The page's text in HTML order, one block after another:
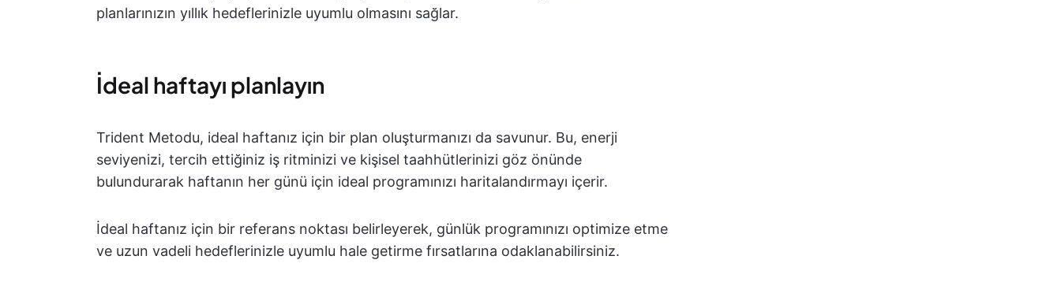
planlarınızın yıllık hedeflerinizle uyumlu olmasını sağlar.
İdeal haftayı planlayın
Trident Metodu, ideal haftanız için bir plan oluşturmanızı da savunur. Bu, enerji
seviyenizi, tercih ettiğiniz iş ritminizi ve kişisel taahhütlerinizi göz önünde
bulundurarak haftanın her günü için ideal programınızı haritalandırmayı içerir.
İdeal haftanız için bir referans noktası belirleyerek, günlük programınızı optimize etme
ve uzun vadeli hedeflerinizle uyumlu hale getirme fırsatlarına odaklanabilirsiniz.